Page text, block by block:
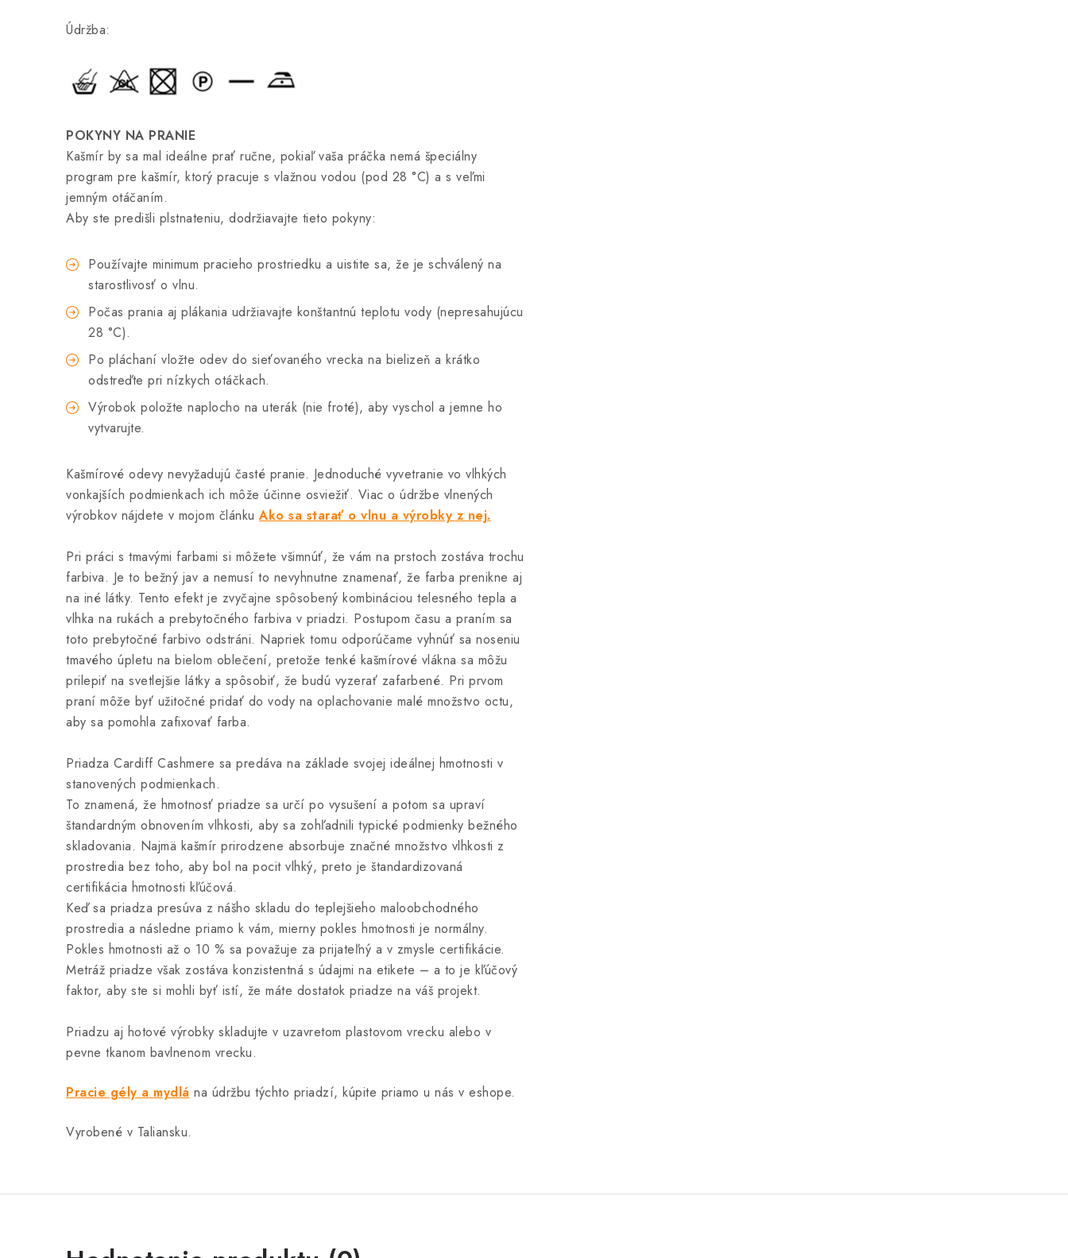
Údržba:
POKYNY NA PRANIE
Kašmír by sa mal ideálne prať ručne, pokiaľ vaša práčka nemá špeciálny
program pre kašmír, ktorý pracuje s vlažnou vodou (pod 28 °C) a s veľmi
jemným otáčaním.
Aby ste predišli plstnateniu, dodržiavajte tieto pokyny:
Používajte minimum pracieho prostriedku a uistite sa, že je schválený na
starostlivosť o vlnu.
Počas prania aj plákania udržiavajte konštantnú teplotu vody (nepresahujúcu
28 °C).
Po pláchaní vložte odev do sieťovaného vrecka na bielizeň a krátko
odstreďte pri nízkych otáčkach.
Výrobok položte naplocho na uterák (nie froté), aby vyschol a jemne ho
vytvarujte.
Kašmírové odevy nevyžadujú časté pranie. Jednoduché vyvetranie vo vlhkých
vonkajších podmienkach ich môže účinne osviežiť. Viac o údržbe vlnených
výrobkov nájdete v mojom článkuAko sa starať o vlnu a výrobky z nej.
Pri práci s tmavými farbami si môžete všimnúť, že vám na prstoch zostáva trochu
farbiva. Je to bežný jav a nemusí to nevyhnutne znamenať, že farba prenikne aj
na iné látky. Tento efekt je zvyčajne spôsobený kombináciou telesného tepla a
vlhka na rukách a prebytočného farbiva v priadzi. Postupom času a praním sa
toto prebytočné farbivo odstráni. Napriek tomu odporúčame vyhnúť sa noseniu
tmavého úpletu na bielom oblečení, pretože tenké kašmírové vlákna sa môžu
prilepiť na svetlejšie látky a spôsobiť, že budú vyzerať zafarbené. Pri prvom
praní môže byť užitočné pridať do vody na oplachovanie malé množstvo octu,
aby sa pomohla zafixovať farba.
Priadza Cardiff Cashmere sa predáva na základe svojej ideálnej hmotnosti v
stanovených podmienkach.
To znamená, že hmotnosť priadze sa určí po vysušení a potom sa upraví
štandardným obnovením vlhkosti, aby sa zohľadnili typické podmienky bežného
skladovania. Najmä kašmír prirodzene absorbuje značné množstvo vlhkosti z
prostredia bez toho, aby bol na pocit vlhký, preto je štandardizovaná
certifikácia hmotnosti kľúčová.
Keď sa priadza presúva z nášho skladu do teplejšieho maloobchodného
prostredia a následne priamo k vám, mierny pokles hmotnosti je normálny.
Pokles hmotnosti až o 10 % sa považuje za prijateľný a v zmysle certifikácie.
Metráž priadze však zostáva konzistentná s údajmi na etikete – a to je kľúčový
faktor, aby ste si mohli byť istí, že máte dostatok priadze na váš projekt.
Priadzu aj hotové výrobky skladujte v uzavretom plastovom vrecku alebo v
pevne tkanom bavlnenom vrecku.
Pracie gély a mydlá na údržbu týchto priadzí, kúpite priamo u nás v eshope.
Vyrobené v Taliansku.